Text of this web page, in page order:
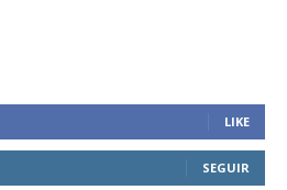
LIKE
SEGUIR